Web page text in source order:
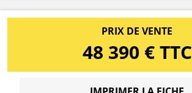
PRIX DE VENTE
48 390 € TTC